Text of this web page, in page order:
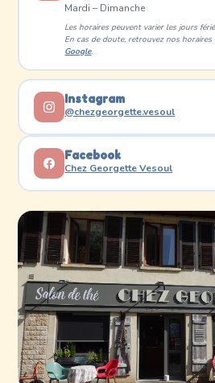
Mardi – Dimanche
Les horaires peuvent varier les jours
En cas de doute, retrouvez nos
Google.
Instagram
@chezgeorgette.vesoul
Facebook
Chez Georgette Vesoul